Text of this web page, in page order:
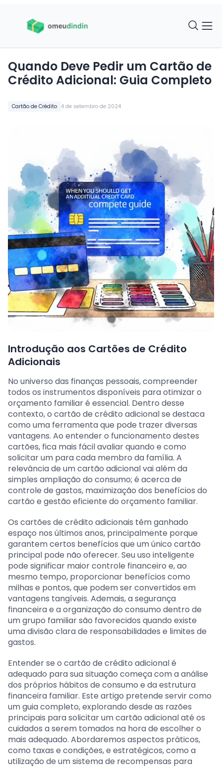
Cartão de Crédito 4 de setembro de 2024
Quando Deve Pedir um Cartão de
Crédito Adicional: Guia Completo
Introdução aos Cartões de Crédito
Adicionais
No universo das finanças pessoais, compreender
todos os instrumentos disponíveis para otimizar o
orçamento familiar é essencial. Dentro desse
contexto, o cartão de crédito adicional se destaca
como uma ferramenta que pode trazer diversas
vantagens. Ao entender o funcionamento destes
cartões, fica mais fácil avaliar quando e como
solicitar um para cada membro da família. A
relevância de um cartão adicional vai além da
simples ampliação do consumo; é acerca de
controle de gastos, maximização dos benefícios do
cartão e gestão eficiente do orçamento familiar.
Os cartões de crédito adicionais têm ganhado
espaço nos últimos anos, principalmente porque
garantem certos benefícios que um único cartão
principal pode não oferecer. Seu uso inteligente
pode significar maior controle financeiro e, ao
mesmo tempo, proporcionar benefícios como
milhas e pontos, que podem ser convertidos em
vantagens tangíveis. Ademais, a segurança
financeira e a organização do consumo dentro de
um grupo familiar são favorecidos quando existe
uma divisão clara de responsabilidades e limites de
gastos.
Entender se o cartão de crédito adicional é
adequado para sua situação começa com a análise
dos próprios hábitos de consumo e da estrutura
financeira familiar. Este artigo pretende servir como
um guia completo, explorando desde as razões
principais para solicitar um cartão adicional até os
cuidados a serem tomados na hora de escolher o
mais adequado. Abordaremos aspectos práticos,
como taxas e condições, e estratégicos, como a
utilização de um sistema de recompensas para